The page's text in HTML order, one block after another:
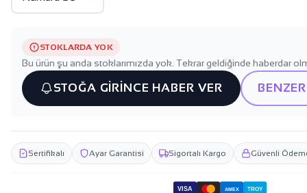
STOKLARDA YOK
Bu ürün şu anda stoklarımızda yok. Tekrar geldiğinde haberdar
STOĞA GİRİNCE HABER VER
Sertifikalı Ayar Garantisi Sigortalı Kargo Güvenli
VISA AMEX TROY